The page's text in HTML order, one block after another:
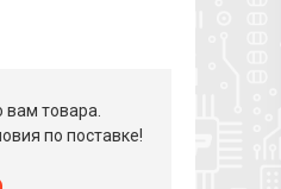
товара.
по поставке!